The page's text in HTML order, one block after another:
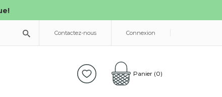
Contactez-nous Connexion
Panier (0)